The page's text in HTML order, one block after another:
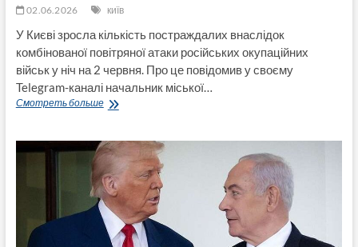
02.06.2026 київ
У Києві зросла кількість постраждалих внаслідок
комбінованої повітряної атаки російських окупаційних
військ у ніч на 2 червня. Про це повідомив у своєму
Telegram-каналі начальник міської…
Смотреть большеКількість
Києві
зросла
до
63,
серед
них
діти: